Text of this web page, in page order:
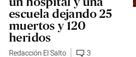
escuela dejando 25
muertos y 120
heridos
Redacción El Salto 3